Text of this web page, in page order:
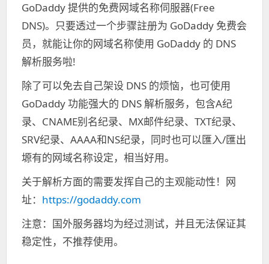
GoDaddy 提供的免费网域名称伺服器(Free
DNS)。只要透过一个步骤註册为 GoDaddy 免费会
员，就能让你的网域名称使用 GoDaddy 的 DNS
解析服务啦!
除了可以免去自己架设 DNS 的烦恼，也可使用
GoDaddy 功能强大的 DNS 解析服务，包含A纪
录、CNAME别名纪录、MX邮件纪录、TXT纪录、
SRV纪录、AAAA和NS纪录，同时也可以匯入/匯出
塬有的网域名称设定，相当好用。
关于解析方面的需要发挥自己的主观能动性！网
址： https://godaddy.com
注意：国外服务器均为经过测试，并且无法保证其
稳定性，不推荐使用。